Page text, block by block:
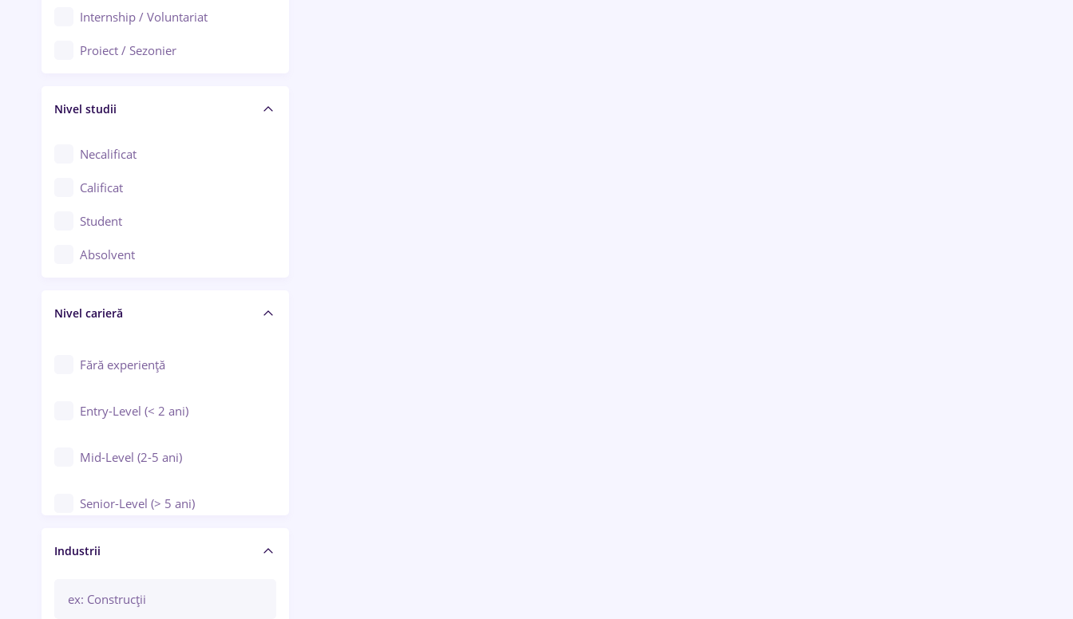
Bârlad
Bistrița (Bistrița-Năsăud)
Auto / Echipamente
Automatizări
Cercetare - dezvoltare
Chimie / Biochimie
Confecții / Design vestimentar
Construcții / Instalații
Controlul calității
Educație / Training / Arte
Internship / Voluntariat
Proiect / Sezonier
Nivel studii
Necalificat
Calificat
Student
Absolvent
Nivel carieră
Fără experiență
Entry-Level (< 2 ani)
Mid-Level (2-5 ani)
Senior-Level (> 5 ani)
Manager / Executiv
Industrii